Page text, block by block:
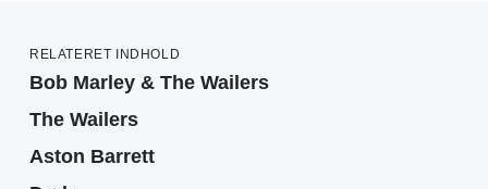
RELATERET INDHOLD
Bob Marley & The Wailers
The Wailers
Aston Barrett